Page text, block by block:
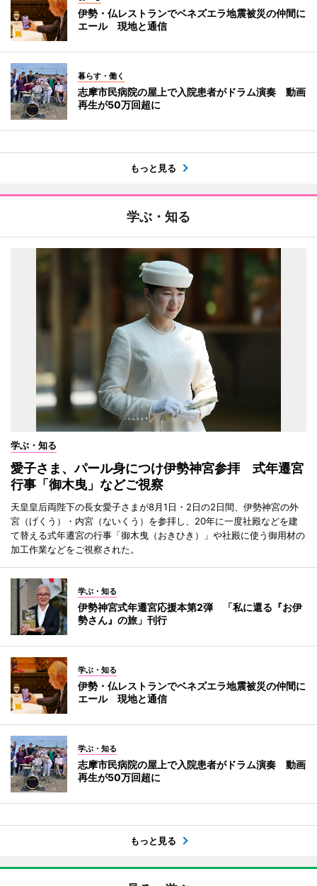
伊勢・仏レストランでベネズエラ地震被災の仲間に
エール 現地と通信
暮らす・働く
志摩市民病院の屋上で入院患者がドラム演奏 動画
再生が50万回超に
もっと見る
学ぶ・知る
学ぶ・知る
愛子さま、パール身につけ伊勢神宮参拝 式年遷宮
行事「御木曳」などご視察
天皇皇后両陛下の長女愛子さまが8月1日・2日の2日間、伊勢神宮の外
宮（げくう）・内宮（ないくう）を参拝し、20年に一度社殿などを建
て替える式年遷宮の行事「御木曳（おきひき）」や社殿に使う御用材の
加工作業などをご視察された。
学ぶ・知る
伊勢神宮式年遷宮応援本第2弾 「私に還る『お伊
勢さん』の旅」刊行
学ぶ・知る
伊勢・仏レストランでベネズエラ地震被災の仲間に
エール 現地と通信
学ぶ・知る
志摩市民病院の屋上で入院患者がドラム演奏 動画
再生が50万回超に
もっと見る